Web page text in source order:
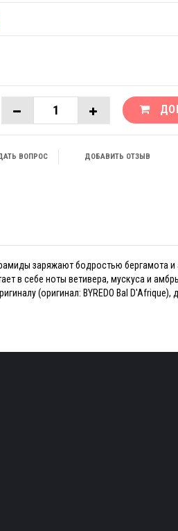
ВОПРОС ДОБАВИТЬ ОТЗЫВ
заряжают бодростью бергамота и
в себе ноты ветивера, мускуса и
(оригинал: BYREDO Bal